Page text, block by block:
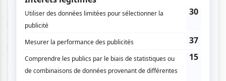
Chaque personne assise dans la salle avait sa vidéo
préférée, on entendait les gens parler de GuiHome comme
d’un membre de la famille longtemps attendu, la salle de
l’Olympia était déjà conquise par l’artiste avant même de le
voir sur scène. Mais on ne savait pas ce qui nous
attendait…